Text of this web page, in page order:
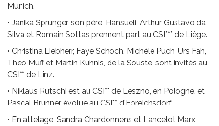
Münich.
• Janika Sprunger, son père, Hansueli, Arthur Gustavo da
Silva et Romain Sottas prennent part au CSI*** de Liège.
• Christina Liebherr, Faye Schoch, Michèle Puch, Urs Fäh,
Theo Muff et Martin Kühnis, de la Souste, sont invités au
CSI** de Linz.
• Niklaus Rutschi est au CSI** de Leszno, en Pologne, et
Pascal Brunner évolue au CSI** d'Ebreichsdorf.
• En attelage, Sandra Chardonnens et Lancelot Marx